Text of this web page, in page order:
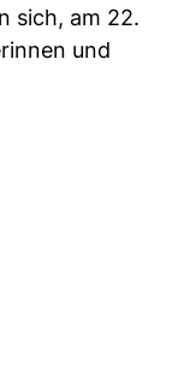
sich, am 22.
und